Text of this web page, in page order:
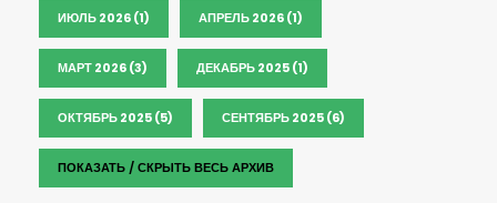
ИЮЛЬ 2026 (1) АПРЕЛЬ 2026 (1)
МАРТ 2026 (3) ДЕКАБРЬ 2025 (1)
ОКТЯБРЬ 2025 (5) СЕНТЯБРЬ 2025 (6)
ПОКАЗАТЬ / СКРЫТЬ ВЕСЬ АРХИВ